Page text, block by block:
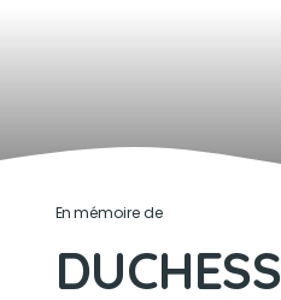
En mémoire de
DUCHESS